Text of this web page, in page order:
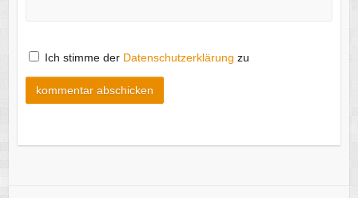
Ich stimme der Datenschutzerklärung zu